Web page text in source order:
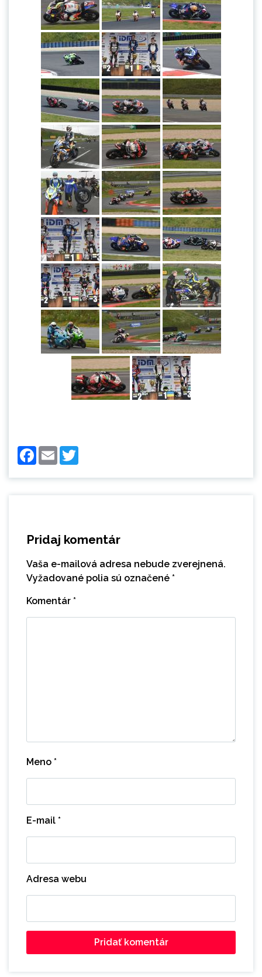
Facebook
Email
Pridaj komentár
Vaša e-mailová adresa nebude zverejnená.
Vyžadované polia sú označené *
Komentár *
Meno *
E-mail *
Adresa webu